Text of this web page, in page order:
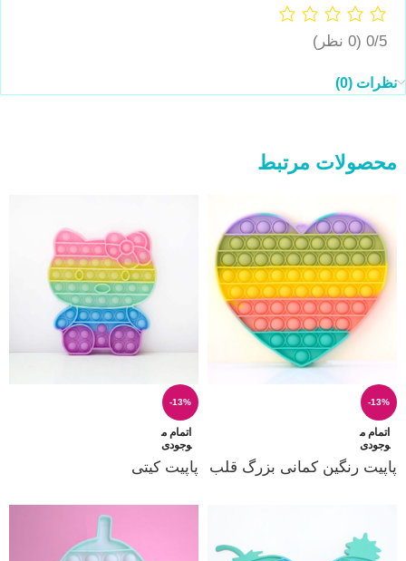
0/5 (0 نظر)
نظرات (0)
محصولات مرتبط
-13%
اتمام م
وجودی
پاپیت رنگین کمانی بزرگ قلب
-13%
اتمام م
وجودی
پاپیت کیتی